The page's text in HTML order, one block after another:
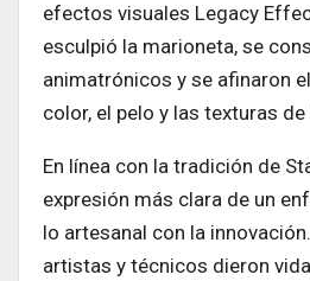
efectos visuales Legacy
esculpió la marioneta, se
animatrónicos y se afinaron
color, el pelo y las texturas de
En línea con la tradición de
expresión más clara de un
lo artesanal con la
artistas y técnicos dieron